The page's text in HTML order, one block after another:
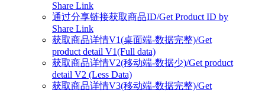
Share Link
通过分享链接获取商品ID/Get Product ID by
Share Link
获取商品详情V1(桌面端-数据完整)/Get
product detail V1(Full data)
获取商品详情V2(移动端-数据少)/Get product
detail V2 (Less Data)
获取商品详情V3(移动端-数据完整)/Get